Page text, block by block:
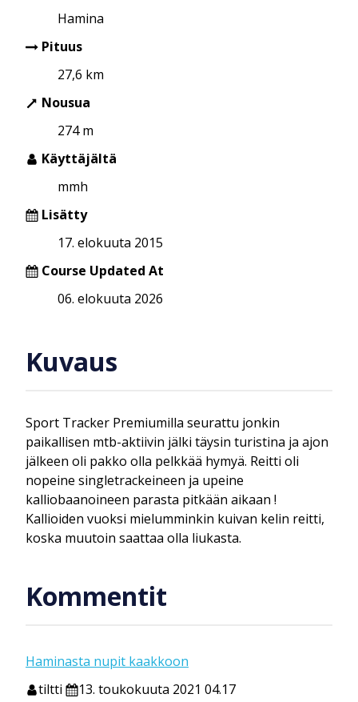
Hamina
Pituus
27,6 km
Nousua
274 m
Käyttäjältä
mmh
Lisätty
17. elokuuta 2015
Course Updated At
06. elokuuta 2026
Kuvaus
Sport Tracker Premiumilla seurattu jonkin
paikallisen mtb-aktiivin jälki täysin turistina ja ajon
jälkeen oli pakko olla pelkkää hymyä. Reitti oli
nopeine singletrackeineen ja upeine
kalliobaanoineen parasta pitkään aikaan !
Kallioiden vuoksi mielumminkin kuivan kelin reitti,
koska muutoin saattaa olla liukasta.
Kommentit
Haminasta nupit kaakkoon
tiltti
13. toukokuuta 2021 04.17